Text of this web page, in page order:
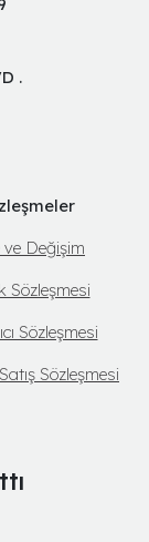
.
Değişim
Sözleşmesi
Sözleşmesi
Sözleşmesi